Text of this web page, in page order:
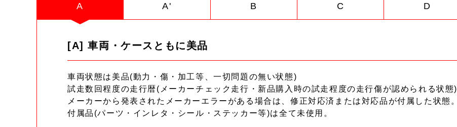
A A' B C D
[A] 車両・ケースともに美品
車両状態は美品(動力・傷・加工等、一切問題の無い状態)
試走数回程度の走行暦(メーカーチェック走行・新品購入時の試走程度の走行傷が認められる状態)
メーカーから発表されたメーカーエラーがある場合は、修正対応済または対応品が付属した状態。
付属品(パーツ・インレタ・シール・ステッカー等)は全て未使用。